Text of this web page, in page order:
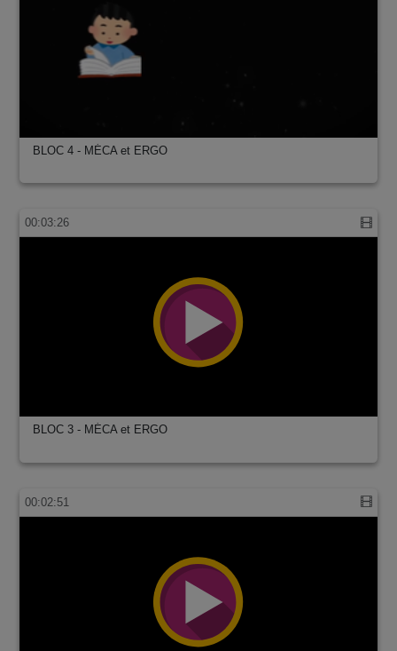
BLOC 4 - MÉCA et ERGO
00:03:26
BLOC 3 - MÉCA et ERGO
00:02:51